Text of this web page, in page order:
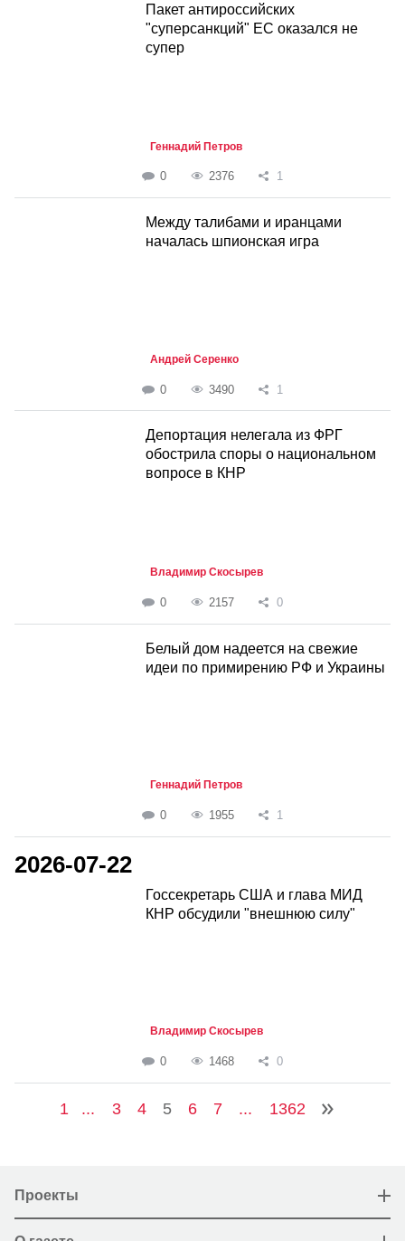
Пакет антироссийских
"суперсанкций" ЕС оказался не
супер
Геннадий Петров
0 2376 1
Между талибами и иранцами
началась шпионская игра
Андрей Серенко
0 3490 1
Депортация нелегала из ФРГ
обострила споры о национальном
вопросе в КНР
Владимир Скосырев
0 2157 0
Белый дом надеется на свежие
идеи по примирению РФ и Украины
Геннадий Петров
0 1955 1
2026-07-22
Госсекретарь США и глава МИД
КНР обсудили "внешнюю силу"
Владимир Скосырев
0 1468 0
1 ... 3 4 5 6 7 ... 1362
Проекты